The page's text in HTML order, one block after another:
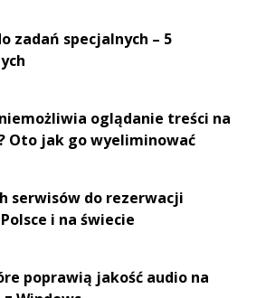
zadań specjalnych – 5
oglądanie treści na
Oto jak go wyeliminować
serwisów do rezerwacji
i na świecie
poprawią jakość audio na